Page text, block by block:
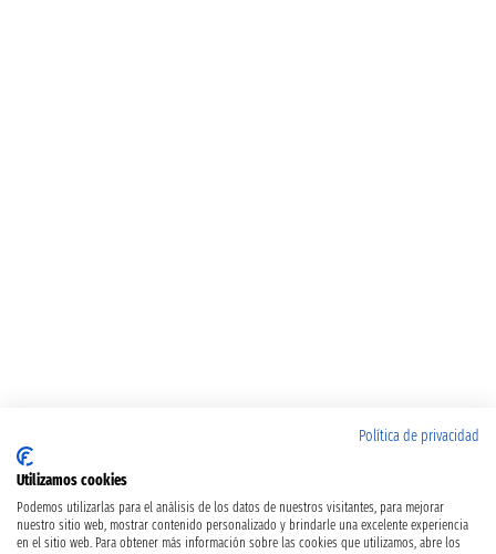
Política de privacidad
Utilizamos cookies
Podemos utilizarlas para el análisis de los datos de nuestros visitantes, para mejorar
nuestro sitio web, mostrar contenido personalizado y brindarle una excelente experiencia
en el sitio web. Para obtener más información sobre las cookies que utilizamos, abre los